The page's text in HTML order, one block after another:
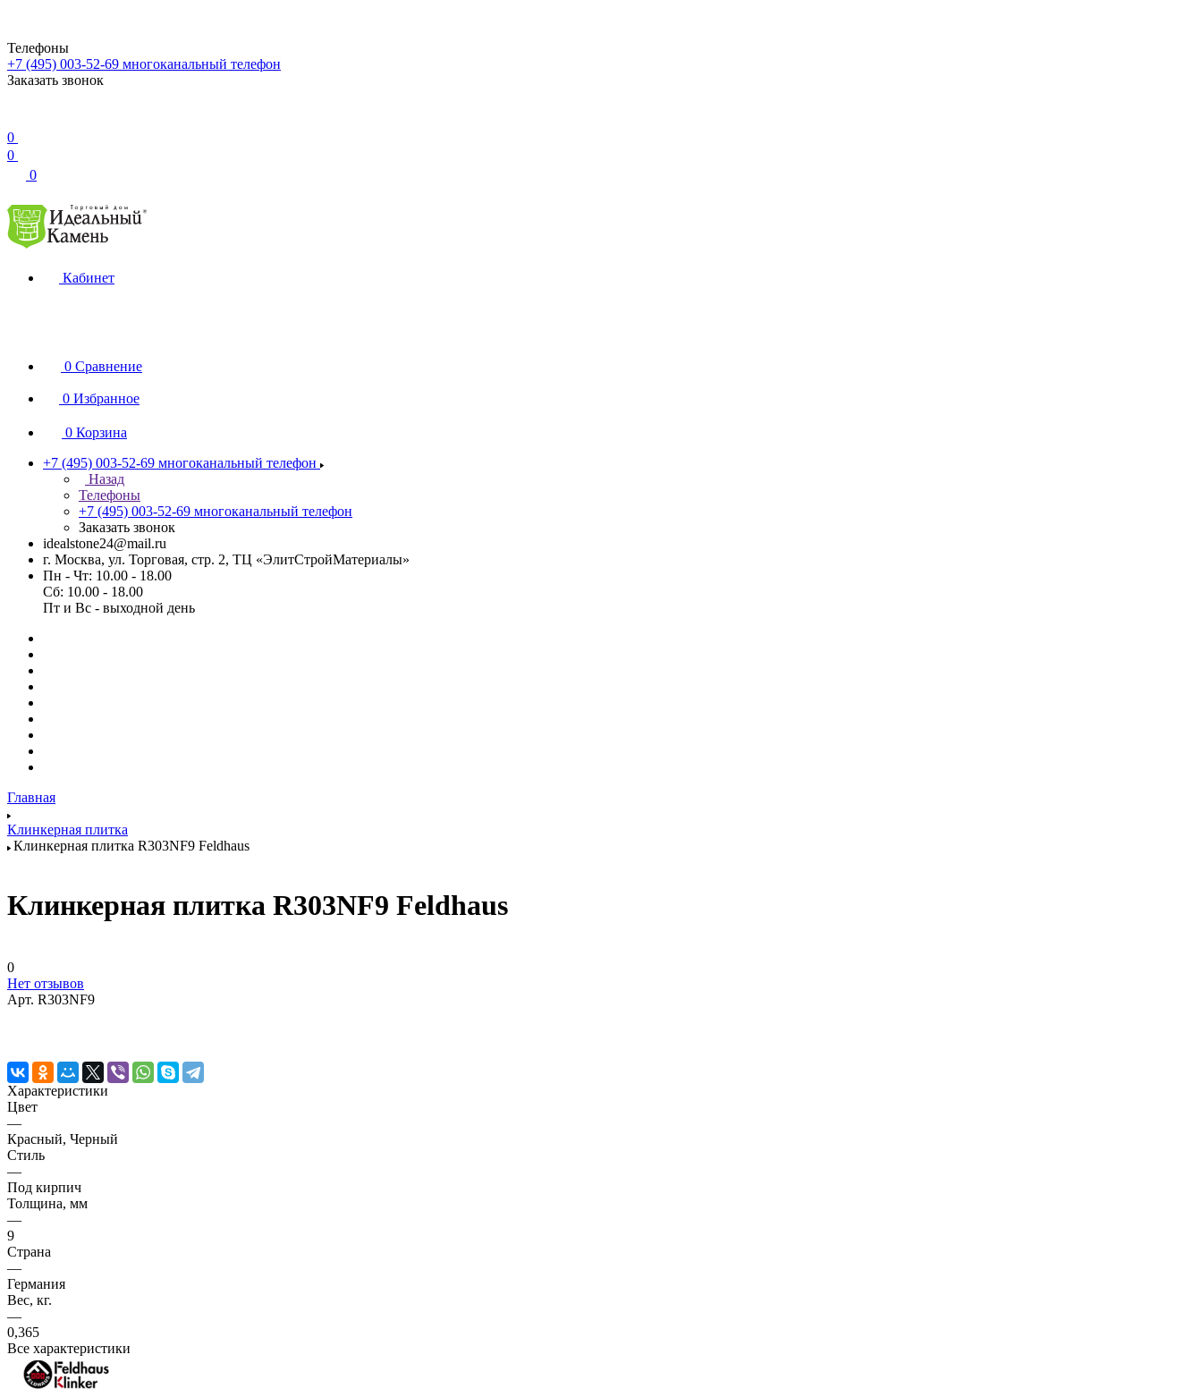
Телефоны
+7 (495) 003-52-69 многоканальный телефон
Заказать звонок
0
0
0
Кабинет
0 Сравнение
0 Избранное
0 Корзина
+7 (495) 003-52-69 многоканальный телефон
Назад
Телефоны
+7 (495) 003-52-69 многоканальный телефон
Заказать звонок
idealstone24@mail.ru
г. Москва, ул. Торговая, стр. 2, ТЦ «ЭлитСтройМатериалы»
Пн - Чт: 10.00 - 18.00
Сб: 10.00 - 18.00
Пт и Вс - выходной день
Главная
Клинкерная плитка
Клинкерная плитка R303NF9 Feldhaus
Клинкерная плитка R303NF9 Feldhaus
0
Нет отзывов
Арт. R303NF9
Характеристики
Цвет
—
Красный, Черный
Стиль
—
Под кирпич
Толщина, мм
—
9
Страна
—
Германия
Вес, кг.
—
0,365
Все характеристики